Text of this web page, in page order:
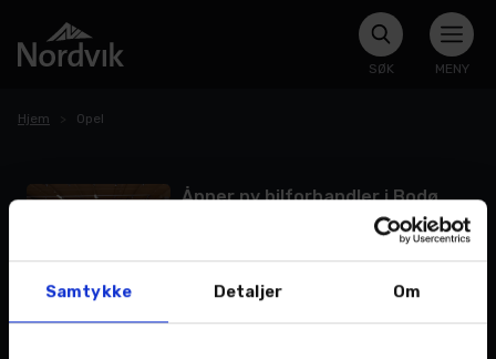
Samtykke Detaljer Om
SØK MENY
Hjem Opel
Åpner ny bilforhandler i Bodø
Våren 2021 åpner Nordvik Gruppen ny
bilforhandler for M Nordvik AS i Bodø
Storsenter. De nye lokalene på 2500 m2
skal inneholde bilutstilling og -salg for